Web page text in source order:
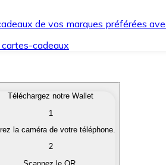
de vos marques préférées
cadeaux
qui vous intéressent
en monnaie fiduciaire
Téléchargez notre Wallet
1
la caméra de votre téléphone.
2